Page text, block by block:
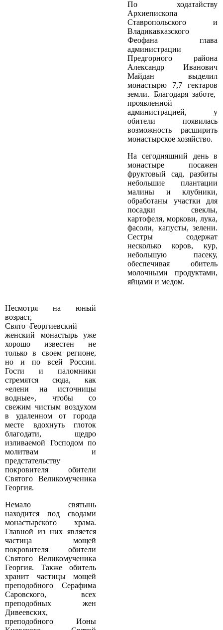
По ходатайству
Архиепископа
Ставропольского и
Владикавказского
Феофана глава
администрации
Предгорного района
Александр Иванович
Майдан выделил
монастырю 7,7 гектаров
земли. Благодаря заботе,
проявленной
администрацией, у
обители появилась
возможность расширить
монастырское хозяйство.
На сегодняшний день в
монастыре посажен
фруктовый сад, разбиты
небольшие плантации
малины и клубники,
обработаны участки для
посадки свеклы,
картофеля, моркови, лука,
фасоли, капусты, зелени.
Сестры содержат
несколько коров, кур,
небольшую пасеку,
обеспечивая обитель
молочными продуктами,
яйцами и медом.
Несмотря на юный
возраст,
Свято¬Георгиевский
женский монастырь уже
хорошо известен не
только в своем регионе,
но и по всей России.
Гости и паломники
стремятся сюда, как
«елени на источницы
водные», чтобы со
свежим чистым воздухом
в удаленном от города
месте вдохнуть глоток
благодати, щедро
изливаемой Господом по
молитвам и
предстательству
покровителя обители
Святого Великомученика
Георгия.
Немало святынь
находится под сводами
монастырского храма.
Главной из них является
частица мощей
покровителя обители
Святого Великомученика
Георгия. Также обитель
хранит частицы мощей
преподобного Серафима
Саровского, всех
преподобных жен
Дивеевских,
преподобного Ионы